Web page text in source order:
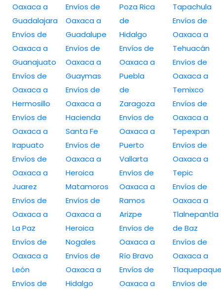
Oaxaca a
Guadalajara
Envíos de
Oaxaca a
Guanajuato
Envíos de
Oaxaca a
Hermosillo
Envíos de
Oaxaca a
Irapuato
Envíos de
Oaxaca a
Juarez
Envíos de
Oaxaca a
La Paz
Envíos de
Oaxaca a
León
Envíos de
Envíos de
Oaxaca a
Guadalupe
Envíos de
Oaxaca a
Guaymas
Envíos de
Oaxaca a
Hacienda
Santa Fe
Envíos de
Oaxaca a
Heroica
Matamoros
Envíos de
Oaxaca a
Heroica
Nogales
Envíos de
Oaxaca a
Hidalgo
Poza Rica
de
Hidalgo
Envíos de
Oaxaca a
Puebla
de
Zaragoza
Envíos de
Oaxaca a
Puerto
Vallarta
Envíos de
Oaxaca a
Ramos
Arizpe
Envíos de
Oaxaca a
Río Bravo
Envíos de
Oaxaca a
Tapachula
Envíos de
Oaxaca a
Tehuacán
Envíos de
Oaxaca a
Temixco
Envíos de
Oaxaca a
Tepexpan
Envíos de
Oaxaca a
Tepic
Envíos de
Oaxaca a
Tlalnepantla
de Baz
Envíos de
Oaxaca a
Envíos de